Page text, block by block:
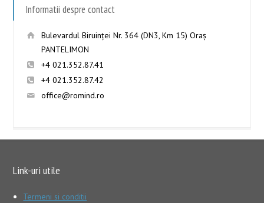
Informatii despre contact
Bulevardul Biruinţei Nr. 364 (DN3, Km 15) Oraş
PANTELIMON
+4 021.352.87.41
+4 021.352.87.42
office@romind.ro
Link-uri utile
Termeni si conditii